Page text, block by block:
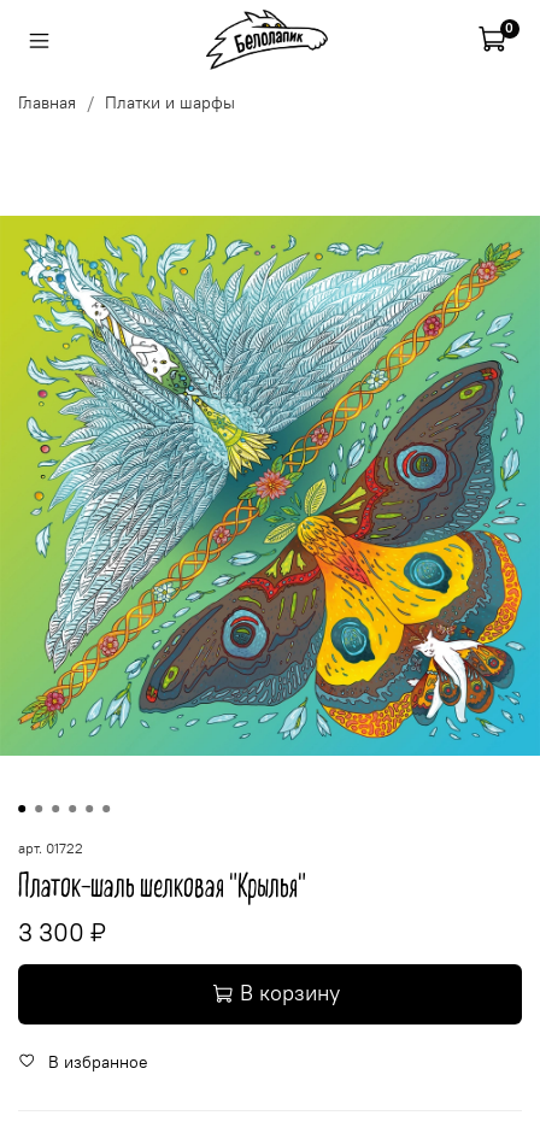
0
Главная Платки и шарфы
арт. 01722
Платок-шаль шелковая "Крылья"
3 300 ₽
В корзину
В избранное